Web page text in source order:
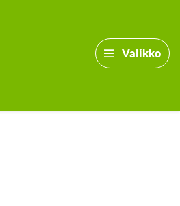
Valikko